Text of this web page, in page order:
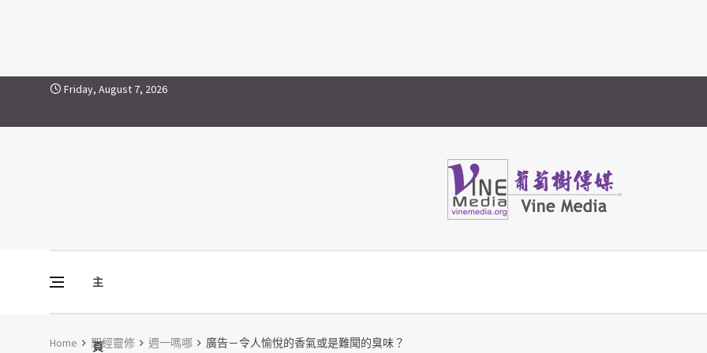
Skip to contentFriday, August 7, 2026
主
頁
Vine Media
葡萄樹傳媒
Home 聖經靈修 週一嗎哪 廣告－令人愉悅的香氣或是難聞的臭味？